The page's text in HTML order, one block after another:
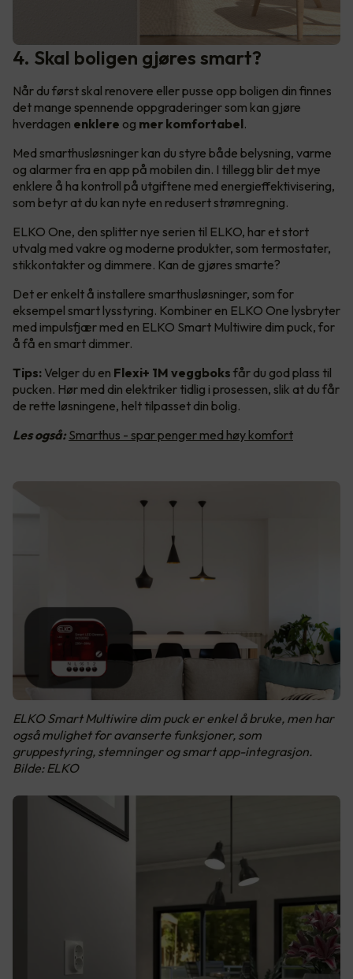
4. Skal boligen gjøres smart?
Når du først skal renovere eller pusse opp boligen din finnes
det mange spennende oppgraderinger som kan gjøre
hverdagen enklere og mer komfortabel.
Med smarthusløsninger kan du styre både belysning, varme
og alarmer fra en app på mobilen din. I tillegg blir det mye
enklere å ha kontroll på utgiftene med energieffektivisering,
som betyr at du kan nyte en redusert strømregning.
ELKO One, den splitter nye serien til ELKO, har et stort
utvalg med vakre og moderne produkter, som termostater,
stikkontakter og dimmere. Kan de gjøres smarte?
Det er enkelt å installere smarthusløsninger, som for
eksempel smart lysstyring. Kombiner en ELKO One lysbryter
med impulsfjær med en ELKO Smart Multiwire dim puck, for
å få en smart dimmer.
Tips: Velger du en Flexi+ 1M veggboks får du god plass til
pucken. Hør med din elektriker tidlig i prosessen, slik at du får
de rette løsningene, helt tilpasset din bolig.
Les også: Smarthus - spar penger med høy komfort
ELKO Smart Multiwire dim puck er enkel å bruke, men har
også mulighet for avanserte funksjoner, som
gruppestyring, stemninger og smart app-integrasjon.
Bilde: ELKO